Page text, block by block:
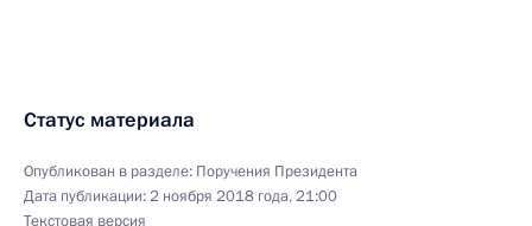
Статус материала
Опубликован в разделе: Поручения Президента
Дата публикации:2 ноября 2018 года, 21:00
Текстовая версия